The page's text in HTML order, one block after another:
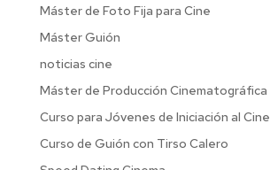
Máster de Foto Fija para Cine
Máster Guión
noticias cine
Máster de Producción Cinematográfica
Curso para Jóvenes de Iniciación al Cine
Curso de Guión con Tirso Calero